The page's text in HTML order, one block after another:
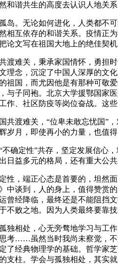
和谐共生的高度去认识人地关系
岛。无论如何进化，人类都不
相互依存的和谐关系。疫情正
论文写在祖国大地上的绝佳契
渡难关，秉承家国情怀，勇担
理念，沉淀了中国人深厚的文
祖国，而尤因他是有那种可敬
与子同袍。北京大学援鄂国家
作、社区防疫等岗位奋战。这
共渡难关，“位卑未敢忘忧国”
岁月，即使再小的力量，也值得
不确定性”共存，坚定发展信心
日益多元的格局，还有重大公
性，端正心态是首要的，坦然
中谈到，人的身上，值得赞赏
曾经降临，最终还是不能阻挡
不败之地。因为人类最终要靠
独相处，心无旁骛地学习与工
考……虽然当时我尚未察觉，不
了经典物理学的基础。哲学家
支柱。学会与孤独相处，其实